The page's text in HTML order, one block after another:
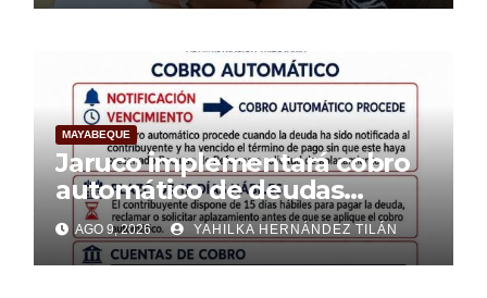
MAYABEQUE
Jaruco implementará cobro
automático de deudas
tributarias a partir de nuevas
normativas
AGO 9, 2026 YAHILKA HERNÁNDEZ TILÁN